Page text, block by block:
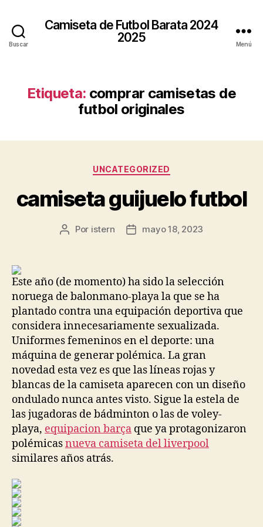
Buscar
Camiseta de Futbol Barata 2024
2025
Menú
Etiqueta: comprar camisetas de
futbol originales
Categorías
UNCATEGORIZED
camiseta guijuelo futbol
Autor
Por istern
Fechamayo 18, 2023
Este año (de momento) ha sido la selección
noruega de balonmano-playa la que se ha
plantado contra una equipación deportiva que
considera innecesariamente sexualizada.
Uniformes femeninos en el deporte: una
máquina de generar polémica. La gran
novedad esta vez es que las líneas rojas y
blancas de la camiseta aparecen con un diseño
ondulado nunca antes visto. Sigue la estela de
las jugadoras de bádminton o las de voley-
playa, equipacion barça que ya protagonizaron
polémicasnueva camiseta del liverpool
similares años atrás.